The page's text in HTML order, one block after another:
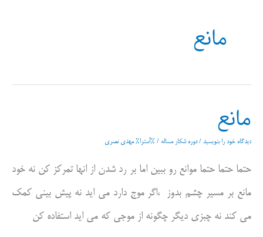
مانع
مانع
دیدگاه‌ خود را بنویسید /دوره شکار مساله / %آسترا% مهدی نصری
حتما حتما حتما موانع رو ببین اما بر رد شدن از انها تمرکز کن نه خود
مانع بر مسیر چشم بدوز ،اگر موج دارد می اید نه پیش بینی کمک
می کند نه چبزی دیگر چگونه از موجی که می اید استفاده کن